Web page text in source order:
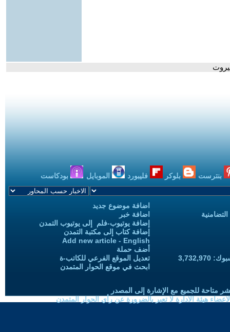
بنترست بلوكر فليبورد الموبايل بودكاست
اضافة موضوع جديد
اضافة خبر
إضافة يوتيوب-فلم إلى يوتيوب التمدن
إضافة كتاب إلى مكتبة التمدن
Add new article - English
أضف حملة
تعديل الموقع الفرعي للكاتب-ة
ابحث في موقع الحوار المتمدن
متاحة للجميع مع الإشارة إلى المصدر
هيئة الادارة لا تعبر بالضرورة عن رأي الحوار المتمدن